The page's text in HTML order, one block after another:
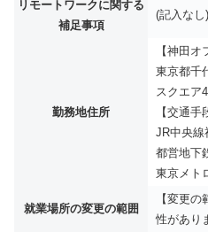
リモートワークに関する
補足事項
(記入なし)
勤務地住所
【神田オ
東京都千
スクエア
【交通手
JR中央
都営地下
東京メト
就業場所の変更の範囲
【変更
性があり